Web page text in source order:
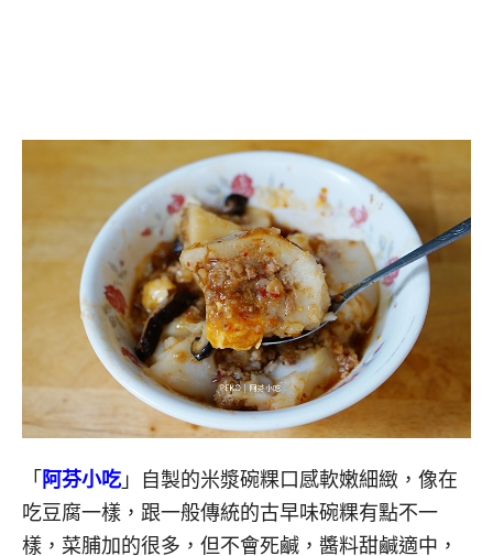
「 阿芬小吃」自製的米漿碗粿口感軟嫩細緻，像在
吃豆腐一樣，跟一般傳統的古早味碗粿有點不一
樣，菜脯加的很多，但不會死鹹，醬料甜鹹適中，